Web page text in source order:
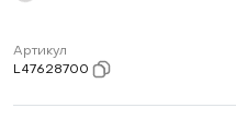
Артикул
L47628700